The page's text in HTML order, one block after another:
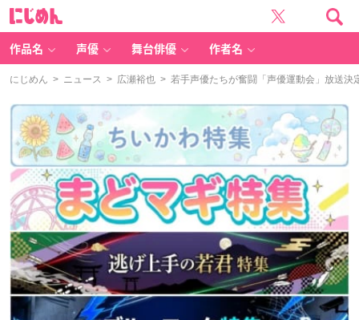
作品名 声優 舞台俳優 作者名
にじめん > ニュース > 広瀬裕也 > 若手声優たちが奮闘「声優運動会」放送決